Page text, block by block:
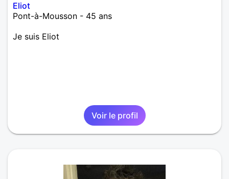
Eliot
Pont-à-Mousson - 45 ans
Je suis Eliot
Voir le profil